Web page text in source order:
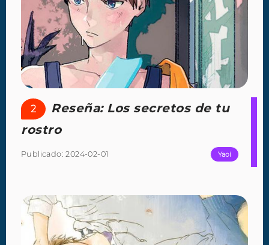
2
Reseña: Los secretos de tu
rostro
Publicado: 2024-02-01 Yaoi